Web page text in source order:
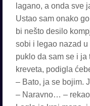
lagano, a onda sve
Ustao sam onako
bi nešto desilo
sobi i legao nazad
puklo da sam se i
kreveta, podigla
– Bato, ja se bojim.
– Naravno… –